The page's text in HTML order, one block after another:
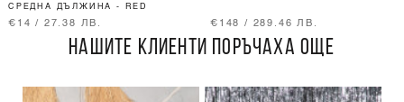
СРЕДНА ДЪЛЖИНА - RED
€14 / 27.38 ЛВ. €148 / 289.46 ЛВ.
НАШИТЕ КЛИЕНТИ ПОРЪЧАХА ОЩЕ